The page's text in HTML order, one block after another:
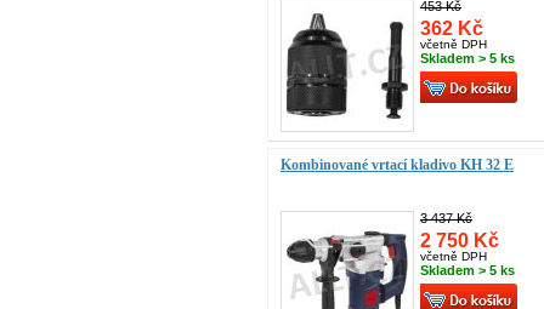
453 Kč
362 Kč
včetně DPH
Skladem > 5 ks
Kombinované vrtací kladivo KH 32 E
3 437 Kč
2 750 Kč
včetně DPH
Skladem > 5 ks